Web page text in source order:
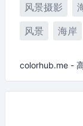
风景摄影
风景
海岸
colorhub.me -